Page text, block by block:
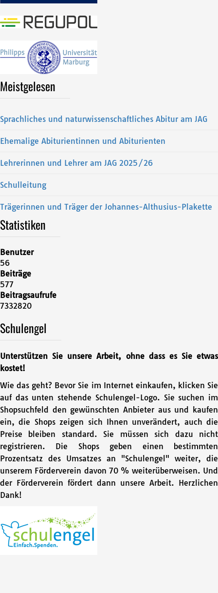
Meistgelesen
Sprachliches und naturwissenschaftliches Abitur am JAG
Ehemalige Abiturientinnen und Abiturienten
Lehrerinnen und Lehrer am JAG 2025/26
Schulleitung
Trägerinnen und Träger der Johannes-Althusius-Plakette
Statistiken
Benutzer
56
Beiträge
577
Beitragsaufrufe
7332820
Schulengel
Unterstützen Sie unsere Arbeit, ohne dass es Sie etwas
kostet!
Wie das geht? Bevor Sie im Internet einkaufen, klicken Sie
auf das unten stehende Schulengel-Logo. Sie suchen im
Shopsuchfeld den gewünschten Anbieter aus und kaufen
ein, die Shops zeigen sich Ihnen unverändert, auch die
Preise bleiben standard. Sie müssen sich dazu nicht
registrieren. Die Shops geben einen bestimmten
Prozentsatz des Umsatzes an "Schulengel" weiter, die
unserem Förderverein davon 70 % weiterüberweisen. Und
der Förderverein fördert dann unsere Arbeit. Herzlichen
Dank!